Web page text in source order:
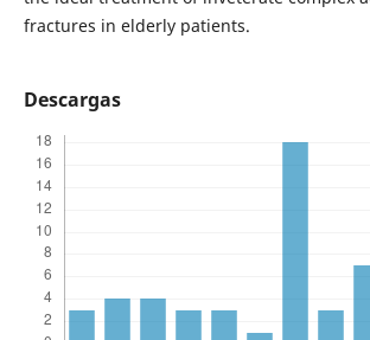
fractures in elderly patients.
Descargas